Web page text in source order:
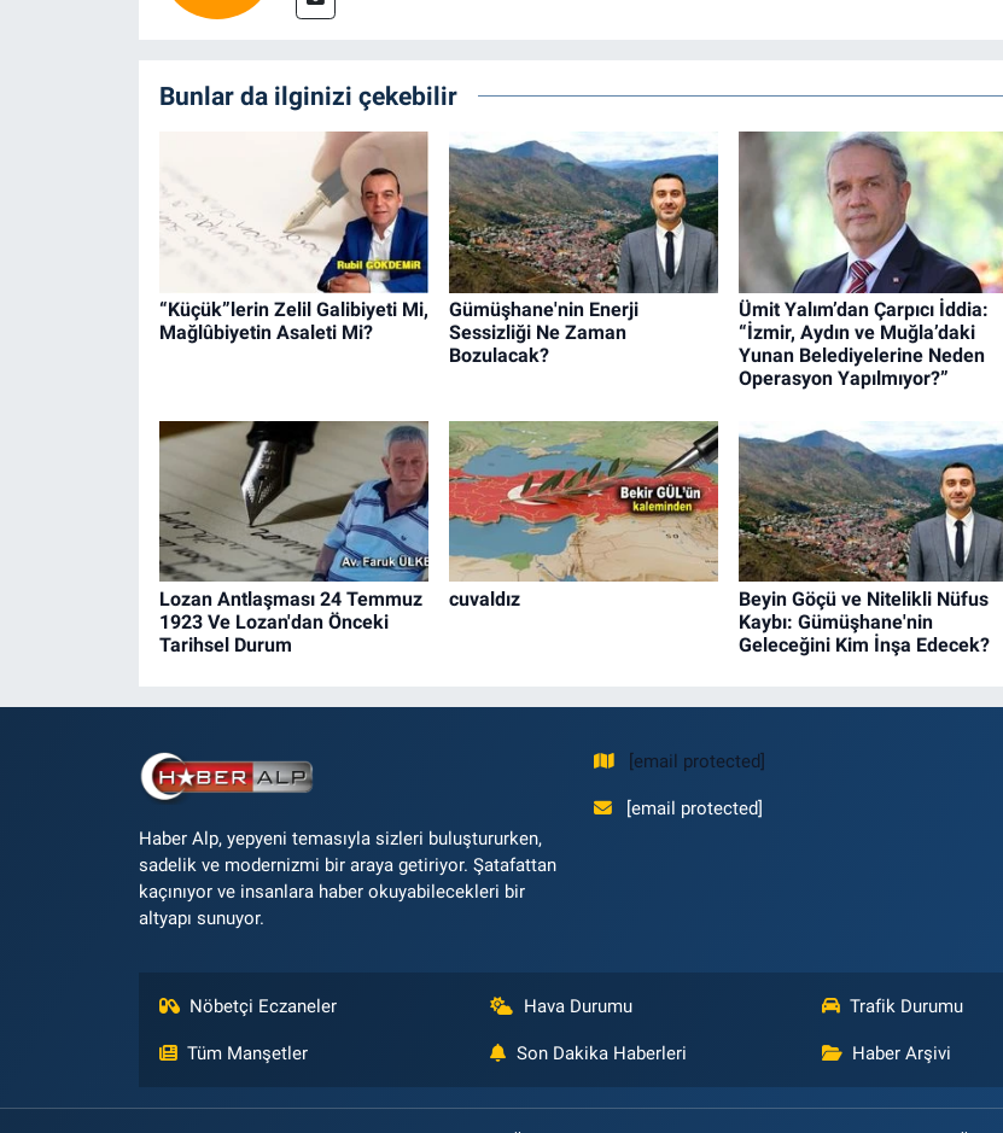
Bunlar da ilginizi çekebilir
“Küçük”lerin Zelil Galibiyeti Mi,
Mağlûbiyetin Asaleti Mi?
Gümüşhane'nin Enerji
Sessizliği Ne Zaman
Bozulacak?
Ümit Yalım’dan Çarpıcı İddia:
“İzmir, Aydın ve Muğla’daki
Yunan Belediyelerine Neden
Operasyon Yapılmıyor?”
Lozan Antlaşması 24 Temmuz
1923 Ve Lozan'dan Önceki
Tarihsel Durum
cuvaldız
Beyin Göçü ve Nitelikli Nüfus
Kaybı: Gümüşhane'nin
Geleceğini Kim İnşa Edecek?
Haber Alp, yepyeni temasıyla sizleri buluştururken,
sadelik ve modernizmi bir araya getiriyor. Şatafattan
kaçınıyor ve insanlara haber okuyabilecekleri bir
altyapı sunuyor.
[email protected]
[email protected]
Nöbetçi Eczaneler Hava Durumu Trafik Durumu
Tüm Manşetler Son Dakika Haberleri Haber Arşivi